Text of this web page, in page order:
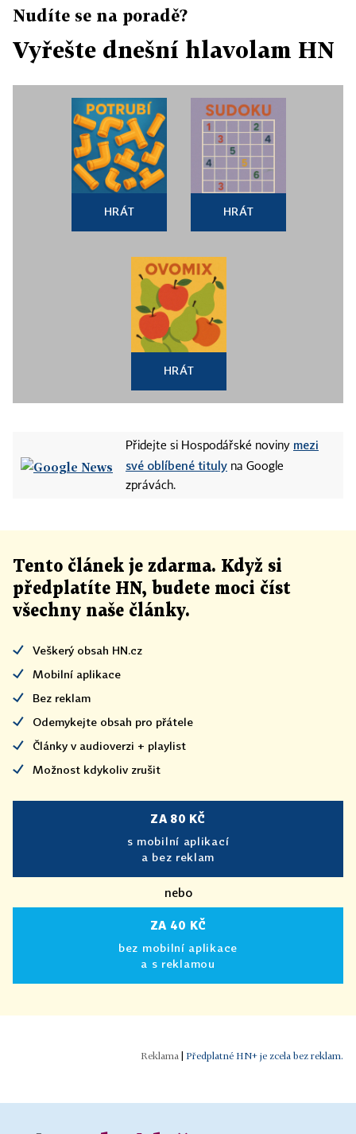
Nudíte se na poradě?
Vyřešte dnešní hlavolam HN
HRÁT HRÁT
HRÁT
Přidejte si Hospodářské noviny mezi
své oblíbené tituly na Google
zprávách.
Tento článek je zdarma. Když si
předplatíte HN, budete moci číst
všechny naše články.
Veškerý obsah HN.cz
Mobilní aplikace
Bez reklam
Odemykejte obsah pro přátele
Články v audioverzi + playlist
Možnost kdykoliv zrušit
ZA 80 KČ
s mobilní aplikací
a bez reklam
nebo
ZA 40 KČ
bez mobilní aplikace
a s reklamou
Předplatné HN+ je zcela bez reklam.